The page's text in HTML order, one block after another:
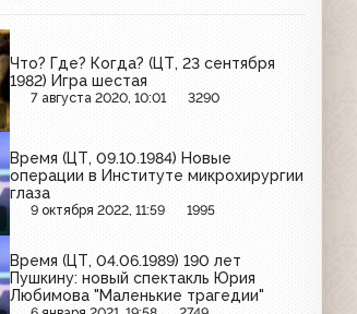
Что? Где? Когда? (ЦТ, 23 сентября
1982) Игра шестая
7 августа 2020, 10:01 3290
Время (ЦТ, 09.10.1984) Новые
операции в Институте микрохирургии
глаза
9 октября 2022, 11:59 1995
Время (ЦТ, 04.06.1989) 190 лет
Пушкину: новый спектакль Юрия
Любимова "Маленькие трагедии"